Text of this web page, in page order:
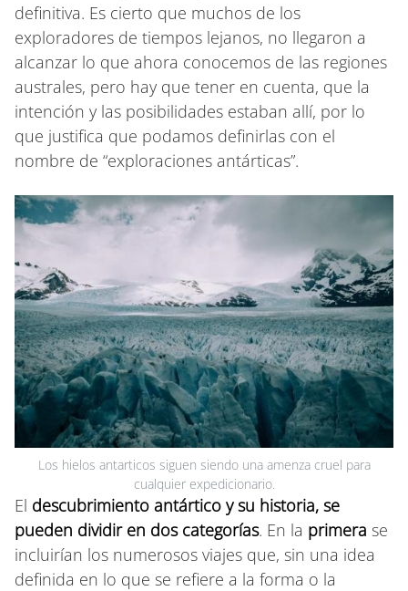
definitiva. Es cierto que muchos de los
exploradores de tiempos lejanos, no llegaron a
alcanzar lo que ahora conocemos de las regiones
australes, pero hay que tener en cuenta, que la
intención y las posibilidades estaban allí, por lo
que justifica que podamos definirlas con el
nombre de “exploraciones antárticas”.
Los hielos antarticos siguen siendo una amenza cruel para
cualquier expedicionario.
El descubrimiento antártico y su historia, se
pueden dividir en dos categorías. En la primera se
incluirían los numerosos viajes que, sin una idea
definida en lo que se refiere a la forma o la